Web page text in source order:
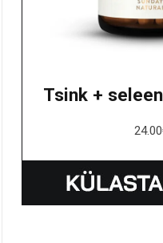
Tsink +
24.00